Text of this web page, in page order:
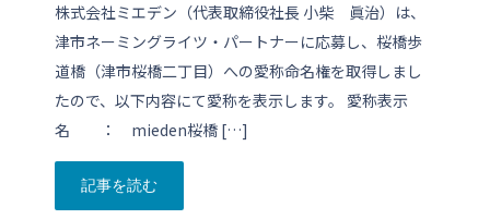
株式会社ミエデン（代表取締役社長 小柴 眞治）は、
津市ネーミングライツ・パートナーに応募し、桜橋歩
道橋（津市桜橋二丁目）への愛称命名権を取得しまし
たので、以下内容にて愛称を表示します。 愛称表示
名 ： mieden桜橋 […]
記事を読む